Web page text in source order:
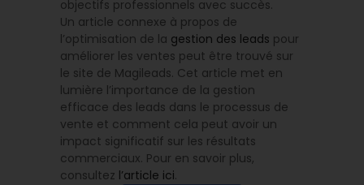
objectifs professionnels avec succès.
Un article connexe à propos de
l’optimisation de la gestion des leads pour
améliorer les ventes peut être trouvé sur
le site de Magileads. Cet article met en
lumière l’importance de la gestion
efficace des leads dans le processus de
vente et comment cela peut avoir un
impact significatif sur les résultats
commerciaux. Pour en savoir plus,
consultez l’article ici.